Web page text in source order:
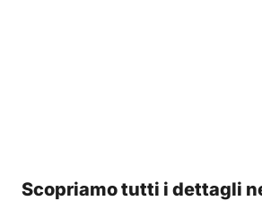
Scopriamo tutti i dettagli